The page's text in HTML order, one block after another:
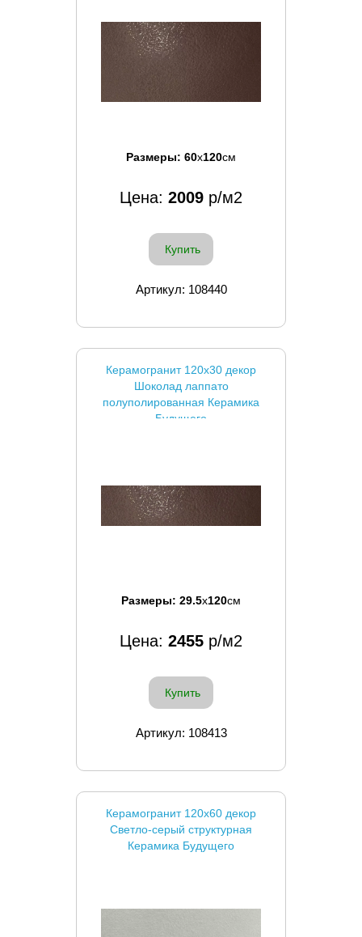
Размеры: 60x120см
Цена: 2009 р/м2
Купить
Артикул: 108440
Керамогранит 120x30 декор
Шоколад лаппато
полуполированная Керамика
Будущего
Размеры: 29.5x120см
Цена: 2455 р/м2
Купить
Артикул: 108413
Керамогранит 120x60 декор
Светло-серый структурная
Керамика Будущего